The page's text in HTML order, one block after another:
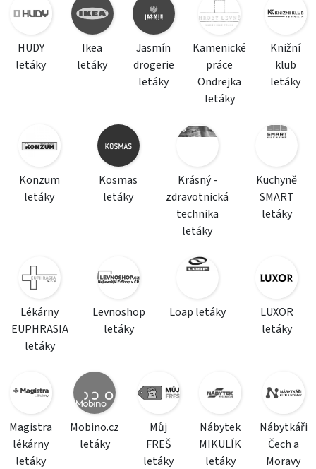
HUDY
letáky
Ikea
letáky
Jasmín
drogerie
letáky
Kamenické
práce
Ondrejka
letáky
Knižní
klub
letáky
Konzum
letáky
Kosmas
letáky
Krásný -
zdravotnická
technika
letáky
Kuchyně
SMART
letáky
Lékárny
EUPHRASIA
letáky
Levnoshop
letáky
Loap letáky
LUXOR
letáky
Magistra
lékárny
letáky
Mobino.cz
letáky
Můj
FREŠ
letáky
Nábytek
MIKULÍK
letáky
Nábytkáři
Čech a
Moravy